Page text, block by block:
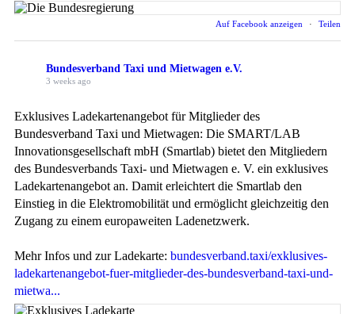
Auf Facebook anzeigen · Teilen
Bundesverband Taxi und Mietwagen e.V.
3 weeks ago
Exklusives Ladekartenangebot für Mitglieder des
Bundesverband Taxi und Mietwagen: Die SMART/LAB
Innovationsgesellschaft mbH (Smartlab) bietet den Mitgliedern
des Bundesverbands Taxi- und Mietwagen e. V. ein exklusives
Ladekartenangebot an. Damit erleichtert die Smartlab den
Einstieg in die Elektromobilität und ermöglicht gleichzeitig den
Zugang zu einem europaweiten Ladenetzwerk.
Mehr Infos und zur Ladekarte: bundesverband.taxi/exklusives-
ladekartenangebot-fuer-mitglieder-des-bundesverband-taxi-und-
mietwa...